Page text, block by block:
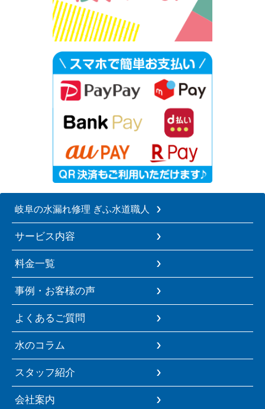
岐阜の水漏れ修理 ぎふ水道職人
サービス内容
料金一覧
事例・お客様の声
よくあるご質問
水のコラム
スタッフ紹介
会社案内